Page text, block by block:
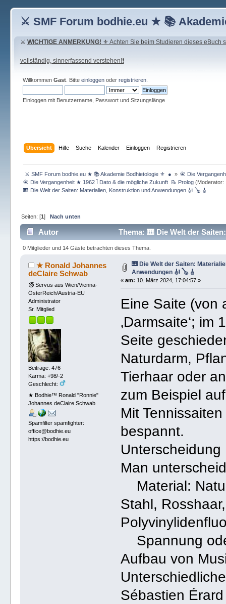
⚔ SMF Forum bodhie.eu ★ 📚
⚔ WICHTIGE ANMERKUNG! ⚜ Achten Sie beim Studieren dieses eBuch
vollständig, sinnerfassend verstehen!❗
Willkommen Gast. Bitte einloggenoder registrieren.
Einloggen mit Benutzername, Passwort und Sitzungslänge
Übersicht Hilfe Suche Kalender Einloggen Registrieren
⚔ SMF Forum bodhie.eu ★ 📚 Akademie Bodhietologie ⚜  ● » 📇 Die
📇 Die Vergangenheit ★ 1962 Ï Dato & die mögliche Zukunft  📝 Prolog(Moderator:
🎹 Die Welt der Saiten: Materialien, Konstruktion und Anwendungen 🎻 🪕 🎸
Seiten: [1] Nach unten
Autor
Thema: 🎹 Die Welt der
47247 mal)
0 Mitglieder und 14 Gäste betrachten dieses Thema.
★ Ronald Johannes
deClaire Schwab
🚭 Servus aus Wien/Vienna-
ÖsterReich/Austria-EU
Administrator
Sr. Mitglied
Beiträge: 476
Karma: +98/-2
Geschlecht:
★ Bodhie™ Ronald "Ronnie"
Johannes deClaire Schwab
Spamfilter spamfighter:
office@bodhie.eu
https://bodhie.eu
🎹 Die Welt der Saiten:
Anwendungen 🎻 🪕 🎸
«am: 10. März 2024, 17:04:57 »
Eine Saite (von
‚Darmsaite‘;
Seite
Naturdarm,
Tierhaar oder
zum Beispiel
Mit
bespannt.
Unterscheidung
Man
Material:
Stahl,
Spannung
Aufbau von
Sébastien Érard